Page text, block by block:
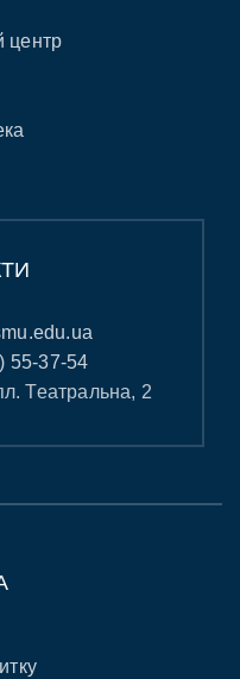
центр
55-37-54
Театральна, 2